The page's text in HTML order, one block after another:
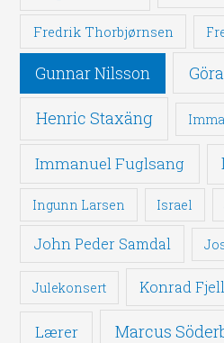
Fredrik Thorbjørnsen
Gunnar Nilsson
Henric Staxäng
Immanuel Fuglsang
Ingunn Larsen Israel
John Peder Samdal
Julekonsert Konrad Fjell
Lærer Marcus